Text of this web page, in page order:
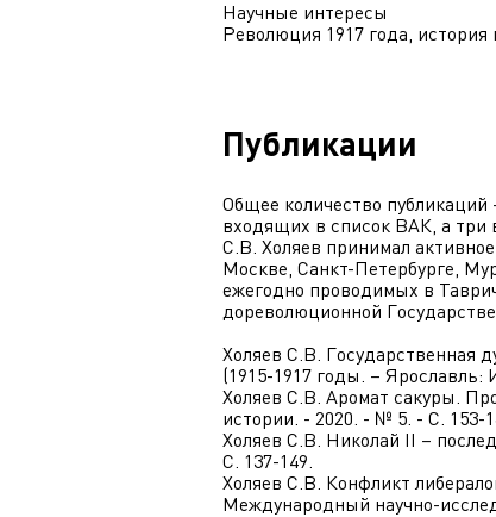
Научные интересы
Революция 1917 года, история
Публикации
Общее количество публикаций
входящих в список ВАК, а три
С.В. Холяев принимал
Москве, Санкт-Петербурге,
ежегодно проводимых в
дореволюционной
Холяев С.В. Государственная
(1915-1917 годы. – Ярославль:
Холяев С.В. Аромат сакуры.
истории. - 2020. - № 5. - С. 153-
Холяев С.В. Николай II –
С. 137-149.
Холяев С.В. Конфликт
Международный научно-